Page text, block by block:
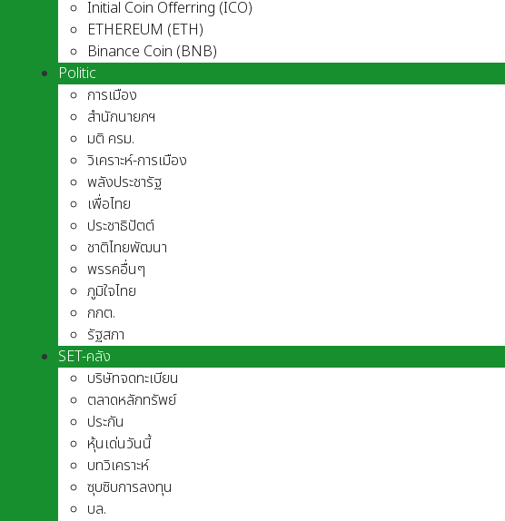
Initial Coin Offerring (ICO)
ETHEREUM (ETH)
Binance Coin (BNB)
Politic
การเมือง
สำนักนายกฯ
มติ ครม.
วิเคราะห์-การเมือง
พลังประชารัฐ
เพื่อไทย
ประชาธิปัตต์
ชาติไทยพัฒนา
พรรคอื่นๆ
ภูมิใจไทย
กกต.
รัฐสภา
SET-คลัง
บริษัทจดทะเบียน
ตลาดหลักทรัพย์
ประกัน
หุ้นเด่นวันนี้
บทวิเคราะห์
ซุบซิบการลงทุน
บล.